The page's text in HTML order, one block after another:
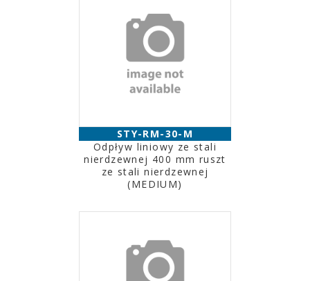
STY-RM-30-M
Odpływ liniowy ze stali
nierdzewnej 400 mm ruszt
ze stali nierdzewnej
(MEDIUM)